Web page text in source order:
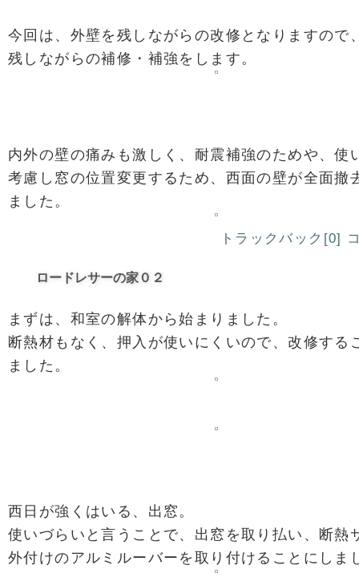
今回は、外壁を残しながらの改修となりますので
残しながらの補修・補強をします。
内外の壁の痛みも激しく、耐震補強のためや、使
考慮し窓の位置変更するため、西面の壁が全面撤
ました。
トラックバック[0]
ロードレサーの家０２
まずは、和室の解体から始まりました。
断熱材もなく、押入が使いにくいので、改修する
ました。
西日が強くはいる、出窓。
使いづらいと言うことで、出窓を取り払い、断熱
外付けのアルミルーバーを取り付けることにしま